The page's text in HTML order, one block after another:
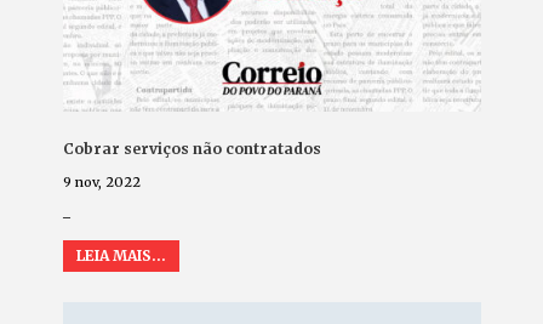
Cobrar serviços não contratados
9 nov, 2022
LEIA MAIS...